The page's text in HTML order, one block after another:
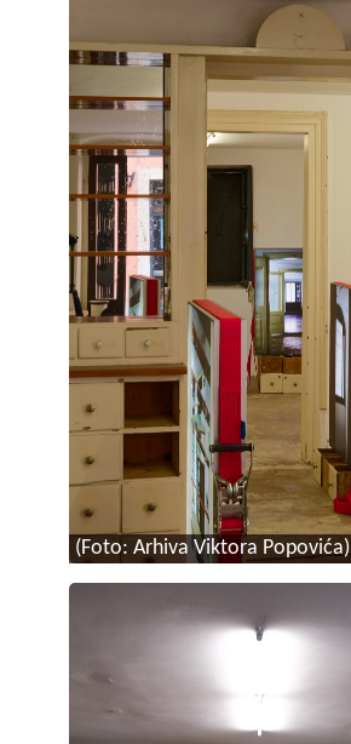
(Foto: Arhiva Viktora Popovića)